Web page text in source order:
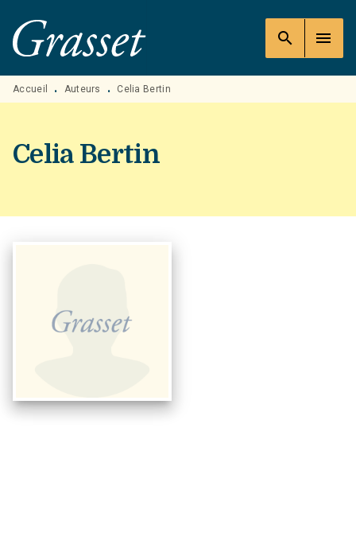
MENU RECHERCHE
PIED DE PAGE
search menu
Accueil • Auteurs • Celia Bertin
Celia Bertin